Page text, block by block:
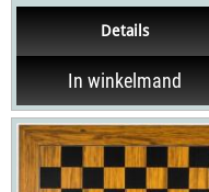
Gebeitst Essenhout en
gebeitst Esdoorn- 3
sieraders...
Details
In winkelmand